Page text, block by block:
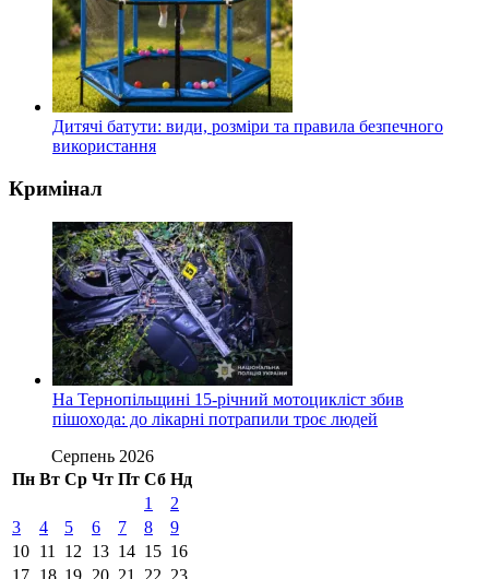
Дитячі батути: види, розміри та правила безпечного
використання
Кримінал
На Тернопільщині 15-річний мотоцикліст збив
пішохода: до лікарні потрапили троє людей
Серпень 2026
Пн Вт Ср Чт Пт Сб Нд
1
2
3
4 5 6 7 8
9
10 11 12 13 14 15 16
17 18 19 20 21 22 23